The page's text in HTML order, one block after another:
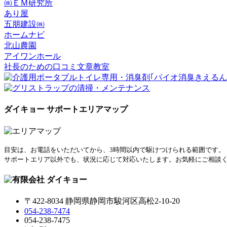
㈱ＥＭ研究所
あり屋
五朋建設㈱
ホームナビ
北山農園
アイワンホール
社長のための口コミ文章教室
ダイキョー サポートエリアマップ
目安は、お電話をいただいてから、3時間以内で駆けつけられる範囲です。
サポートエリア以外でも、状況に応じて対応いたします。お気軽にご相談く
〒422-8034 静岡県静岡市駿河区高松2-10-20
054-238-7474
054-238-7475